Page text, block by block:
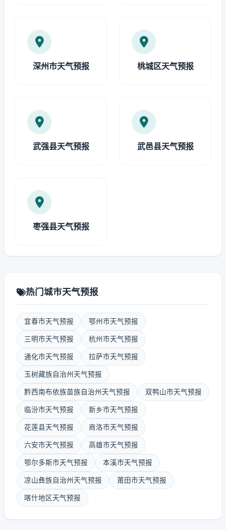
深州市天气预报 桃城区天气预报
武强县天气预报 武邑县天气预报
枣强县天气预报
热门城市天气预报
宜春市天气预报 鄂州市天气预报
三明市天气预报 杭州市天气预报
通化市天气预报 拉萨市天气预报
玉树藏族自治州天气预报
黔西南布依族苗族自治州天气预报 双鸭山市天气预报
临汾市天气预报 新乡市天气预报
花莲县天气预报 商洛市天气预报
六安市天气预报 高雄市天气预报
鄂尔多斯市天气预报 本溪市天气预报
凉山彝族自治州天气预报 莆田市天气预报
喀什地区天气预报